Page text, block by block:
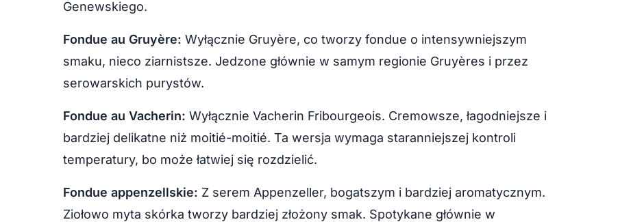
Genewskiego.
Fondue au Gruyère: Wyłącznie Gruyère, co tworzy fondue o intensywniejszym
smaku, nieco ziarnistsze. Jedzone głównie w samym regionie Gruyères i przez
serowarskich purystów.
Fondue au Vacherin: Wyłącznie Vacherin Fribourgeois. Cremowsze, łagodniejsze i
bardziej delikatne niż moitié-moitié. Ta wersja wymaga staranniejszej kontroli
temperatury, bo może łatwiej się rozdzielić.
Fondue appenzellskie: Z serem Appenzeller, bogatszym i bardziej aromatycznym.
Ziołowo myta skórka tworzy bardziej złożony smak. Spotykane głównie w